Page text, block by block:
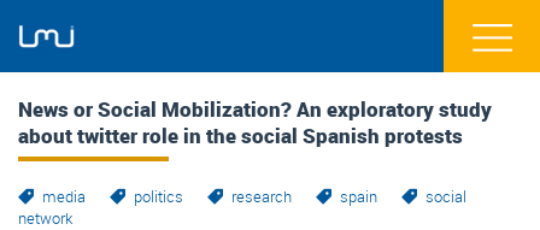
News or Social Mobilization? An exploratory study
about twitter role in the social Spanish protests
media politics research spain
social
network